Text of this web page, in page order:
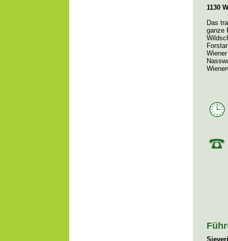
1130
Das
ganze